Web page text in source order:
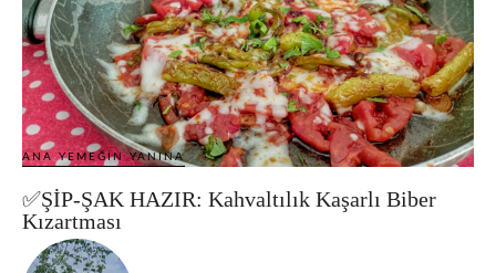
ANA YEMEĞIN YANINA
✅ŞİP-ŞAK HAZIR: Kahvaltılık Kaşarlı Biber
Kızartması